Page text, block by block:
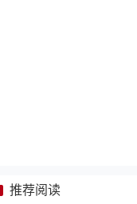
推荐阅读